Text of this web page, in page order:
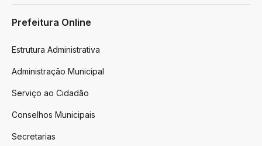
Prefeitura Online
Estrutura Administrativa
Administração Municipal
Serviço ao Cidadão
Conselhos Municipais
Secretarias